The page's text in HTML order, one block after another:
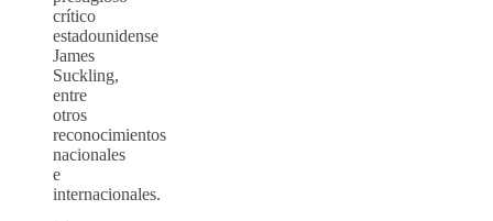
crítico
estadounidense
James
Suckling,
entre
otros
reconocimientos
nacionales
e
internacionales.